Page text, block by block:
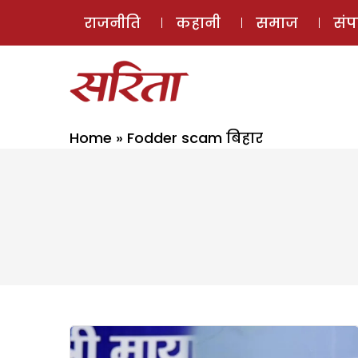
राजनीति कहानी समाज
Home » Fodder scam बिहार